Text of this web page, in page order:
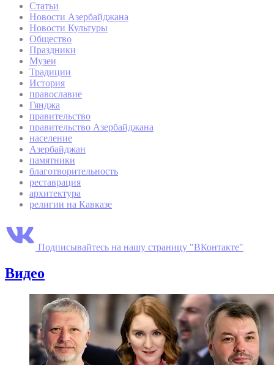
Статьи
Новости Азербайджана
Новости Культуры
Общество
Праздники
Музеи
Традиции
История
православие
Гянджа
правительство
правительство Азербайджана
население
Азербайджан
памятники
благотворительность
реставрация
архитектура
религии на Кавказе
Подписывайтесь на нашу страницу "ВКонтакте"
Видео